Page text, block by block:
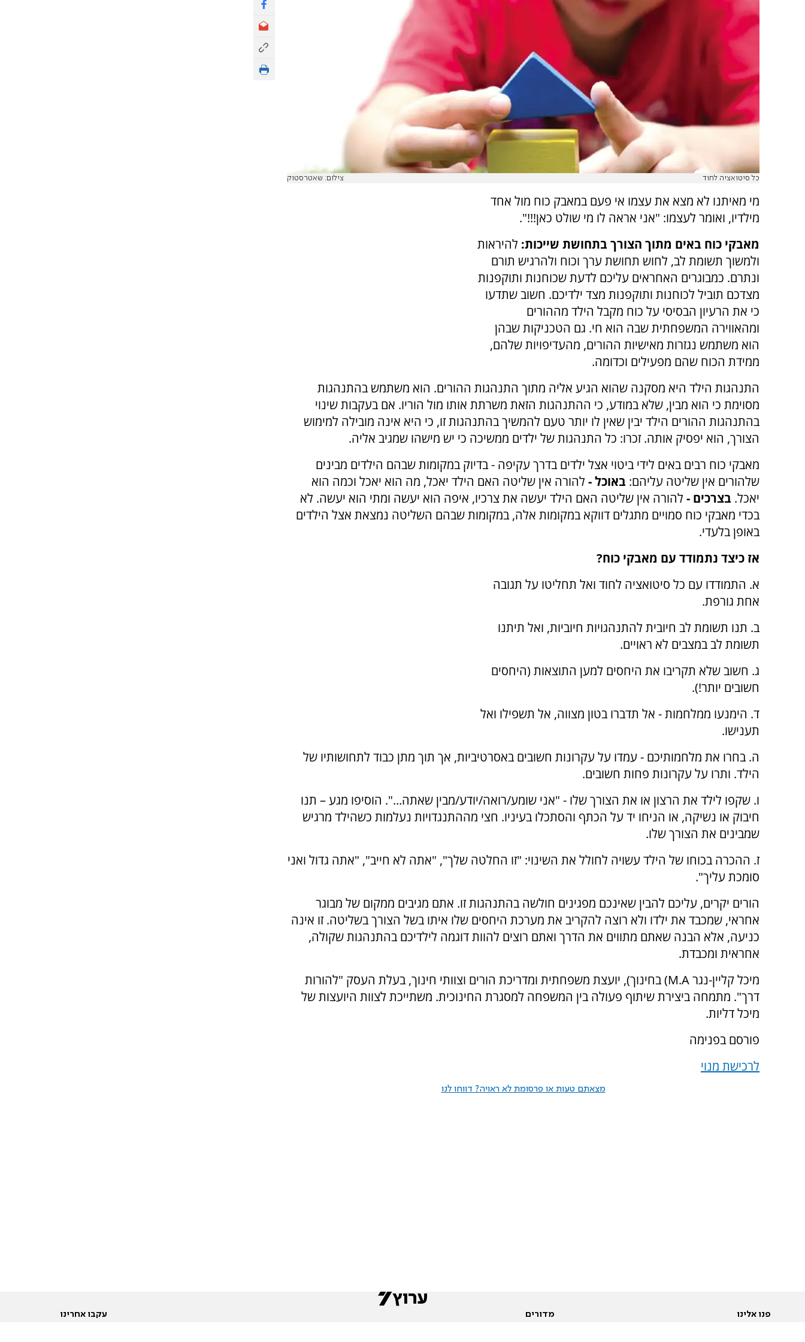
כל סיטואציה לחוד צילום: שאטרסטוק
מי מאיתנו לא מצא את עצמו אי פעם במאבק כוח מול אחד
מילדיו, ואומר לעצמו: "אני אראה לו מי שולט כאן!!!".
מאבקי כוח באים מתוך הצורך בתחושת שייכות: להיראות
ולמשוך תשומת לב, לחוש תחושת ערך וכוח ולהרגיש תורם
ונתרם. כמבוגרים האחראים עליכם לדעת שכוחנות ותוקפנות
מצדכם תוביל לכוחנות ותוקפנות מצד ילדיכם. חשוב שתדעו
כי את הרעיון הבסיסי על כוח מקבל הילד מההורים
ומהאווירה המשפחתית שבה הוא חי. גם הטכניקות שבהן
הוא משתמש נגזרות מאישיות ההורים, מהעדיפויות שלהם,
ממידת הכוח שהם מפעילים וכדומה.
התנהגות הילד היא מסקנה שהוא הגיע אליה מתוך התנהגות ההורים. הוא משתמש בהתנהגות
מסוימת כי הוא מבין, שלא במודע, כי ההתנהגות הזאת משרתת אותו מול הוריו. אם בעקבות שינוי
בהתנהגות ההורים הילד יבין שאין לו יותר טעם להמשיך בהתנהגות זו, כי היא אינה מובילה למימוש
הצורך, הוא יפסיק אותה. זכרו: כל התנהגות של ילדים ממשיכה כי יש מישהו שמגיב אליה.
מאבקי כוח רבים באים לידי ביטוי אצל ילדים בדרך עקיפה - בדיוק במקומות שבהם הילדים מבינים
שלהורים אין שליטה עליהם: באוכל - להורה אין שליטה האם הילד יאכל, מה הוא יאכל וכמה הוא
יאכל. בצרכים - להורה אין שליטה האם הילד יעשה את צרכיו, איפה הוא יעשה ומתי הוא יעשה. לא
בכדי מאבקי כוח סמויים מתגלים דווקא במקומות אלה, במקומות שבהם השליטה נמצאת אצל הילדים
באופן בלעדי.
אז כיצד נתמודד עם מאבקי כוח?
א. התמודדו עם כל סיטואציה לחוד ואל תחליטו על תגובה
אחת גורפת.
ב. תנו תשומת לב חיובית להתנהגויות חיוביות, ואל תיתנו
תשומת לב במצבים לא ראויים.
ג. חשוב שלא תקריבו את היחסים למען התוצאות (היחסים
חשובים יותר!).
ד. הימנעו ממלחמות - אל תדברו בטון מצווה, אל תשפילו ואל
תענישו.
ה. בחרו את מלחמותיכם - עמדו על עקרונות חשובים באסרטיביות, אך תוך מתן כבוד לתחושותיו של
הילד. ותרו על עקרונות פחות חשובים.
ו. שקפו לילד את הרצון או את הצורך שלו - "אני שומע/רואה/יודע/מבין שאתה...". הוסיפו מגע – תנו
חיבוק או נשיקה, או הניחו יד על הכתף והסתכלו בעיניו. חצי מההתנגדויות נעלמות כשהילד מרגיש
שמבינים את הצורך שלו.
ז. ההכרה בכוחו של הילד עשויה לחולל את השינוי: "זו החלטה שלך", "אתה לא חייב", "אתה גדול ואני
סומכת עליך".
הורים יקרים, עליכם להבין שאינכם מפגינים חולשה בהתנהגות זו. אתם מגיבים ממקום של מבוגר
אחראי, שמכבד את ילדו ולא רוצה להקריב את מערכת היחסים שלו איתו בשל הצורך בשליטה. זו אינה
כניעה, אלא הבנה שאתם מתווים את הדרך ואתם רוצים להוות דוגמה לילדיכם בהתנהגות שקולה,
אחראית ומכבדת.
מיכל קליין-נגר M.A) בחינוך), יועצת משפחתית ומדריכת הורים וצוותי חינוך, בעלת העסק "להורות
דרך". מתמחה ביצירת שיתוף פעולה בין המשפחה למסגרת החינוכית. משתייכת לצוות היועצות של
מיכל דליות.
פורסם בפנימה
לרכישת מנוי
מצאתם טעות או פרסומת לא ראויה? דווחו לנו
פנו אלינו מדורים עקבו אחרינו